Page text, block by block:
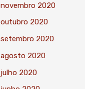
novembro 2020
outubro 2020
setembro 2020
agosto 2020
julho 2020